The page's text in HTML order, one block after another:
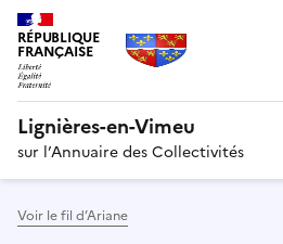
RÉPUBLIQUE
FRANÇAISE
Lignières-en-Vimeu
sur l’Annuaire des Collectivités
Voir le fil d’Ariane